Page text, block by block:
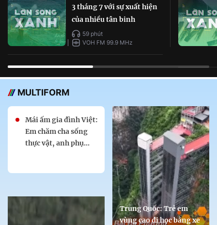
3 tháng 7 với sự xuất hiện
của nhiều tân binh
59 phút
VOH FM 99.9 MHz
MULTIFORM
Mái ấm gia đình Việt:
Em chăm cha sống
thực vật, anh phụ...
Trung Quốc: Trẻ em
vùng cao đi học bằng xe